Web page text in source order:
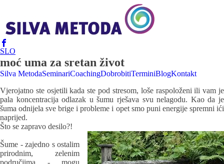
SLO
moć uma za sretan život
Silva MetodaSeminariCoachingDobrobitiTerminiBlogKontakt
Vjerojatno ste osjetili kada ste pod stresom, loše raspoloženi ili vam je
pala koncentracija odlazak u šumu rješava svu nelagodu. Kao da je
šuma odnijela sve brige i probleme i opet smo puni energije spremni ići
naprijed.
Što se zapravo desilo?!
Šume - zajedno s ostalim
prirodnim, zelenim
područjima - mogu